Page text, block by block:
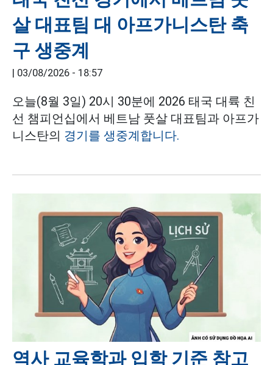
살 대표팀 대 아프가니스탄 축
구 생중계
| 03/08/2026 - 18:57
오늘(8월 3일) 20시 30분에 2026 태국 대륙 친
선 챔피언십에서 베트남 풋살 대표팀과 아프가
니스탄의 경기를 생중계합니다.
역사 교육학과 입학 기준 참고